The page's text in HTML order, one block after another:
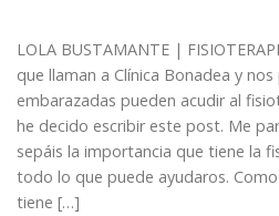
LOLA BUSTAMANTE |
que llaman a Clínica Bonadea y
embarazadas pueden acudir al
he decido escribir este post. Me
sepáis la importancia que tiene la
todo lo que puede ayudaros.
tiene […]